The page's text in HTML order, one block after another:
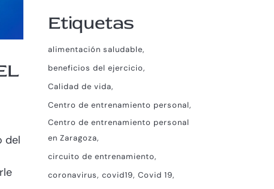
del
Etiquetas
alimentación saludable
beneficios del ejercicio
Calidad de vida
Centro de entrenamiento personal
Centro de entrenamiento personal
en Zaragoza
circuito de entrenamiento
coronavirus covid19 Covid 19